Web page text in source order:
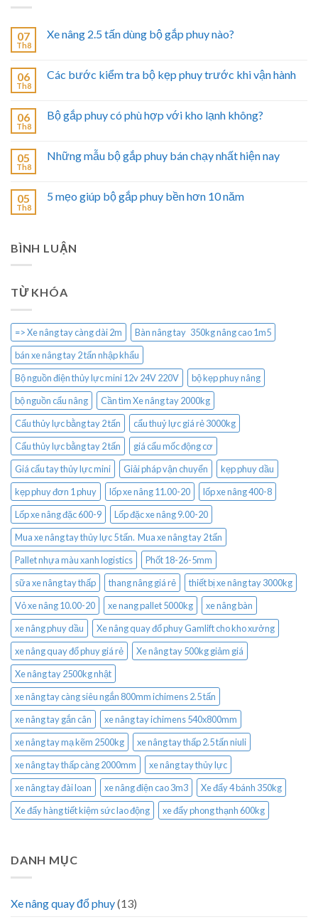
07
Th8
Xe nâng 2.5 tấn dùng bộ gắp phuy nào?
06
Th8
Các bước kiểm tra bộ kẹp phuy trước khi vận hành
06
Th8
Bộ gắp phuy có phù hợp với kho lạnh không?
05
Th8
Những mẫu bộ gắp phuy bán chạy nhất hiện nay
05
Th8
5 mẹo giúp bộ gắp phuy bền hơn 10 năm
BÌNH LUẬN
TỪ KHÓA
=> Xe nâng tay càng dài 2m
Bàn nâng tay 350kg nâng cao 1m5
bán xe nâng tay 2 tấn nhập khẩu
Bộ nguồn điện thủy lực mini 12v 24V 220V
bộ kẹp phuy nâng
bộ nguồn cẩu nâng
Cần tìm Xe nâng tay 2000kg
Cẩu thủy lực bằng tay 2 tấn
cẩu thuỷ lực giá rẻ 3000kg
Cẩu thủy lực bằng tay 2 tấn
giá cẩu mốc động cơ
Giá cẩu tay thủy lực mini
Giải pháp vận chuyển
kẹp phuy dầu
kẹp phuy đơn 1 phuy
lốp xe nâng 11.00-20
lốp xe nâng 400-8
Lốp xe nâng đặc 600-9
Lốp đặc xe nâng 9.00-20
Mua xe nâng tay thủy lực 5 tấn. Mua xe nâng tay 2 tấn
Pallet nhựa màu xanh logistics
Phốt 18-26-5mm
sữa xe nâng tay thấp
thang nâng giá rẻ
thiết bị xe nâng tay 3000kg
Vỏ xe nâng 10.00-20
xe nang pallet 5000kg
xe nâng bàn
xe nâng phuy dầu
Xe nâng quay đổ phuy Gamlift cho kho xưởng
xe nâng quay đổ phuy giá rẻ
Xe nâng tay 500kg giảm giá
Xe nâng tay 2500kg nhật
xe nâng tay càng siêu ngắn 800mm ichimens 2.5 tấn
xe nâng tay gắn cân
xe nâng tay ichimens 540x800mm
xe nâng tay mạ kẽm 2500kg
xe nâng tay thấp 2.5 tấn niuli
xe nâng tay thấp càng 2000mm
xe nâng tay thủy lực
xe nâng tay đài loan
xe nâng điện cao 3m3
Xe đẩy 4 bánh 350kg
Xe đẩy hàng tiết kiệm sức lao động
xe đẩy phong thạnh 600kg
DANH MỤC
Xe nâng quay đổ phuy(13)